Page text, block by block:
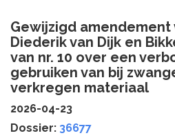
Gewijzigd amendement
Diederik van Dijk en
van nr. 10 over een
gebruiken van bij
verkregen materiaal
2026-04-23
Dossier: 36677